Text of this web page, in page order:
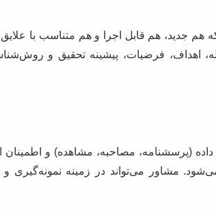
هم جدید، هم قابل اجرا و هم متناسب با
اهداف، فرضیات، پیشینه تحقیق و
(پرسشنامه، مصاحبه، مشاهده) و اطمینان
مشاور می‌تواند در زمینه نمونه‌گیری و